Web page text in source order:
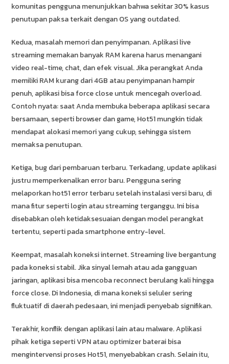
komunitas pengguna menunjukkan bahwa sekitar 30% kasus
penutupan paksa terkait dengan OS yang outdated.
Kedua, masalah memori dan penyimpanan. Aplikasi live
streaming memakan banyak RAM karena harus menangani
video real-time, chat, dan efek visual. Jika perangkat Anda
memiliki RAM kurang dari 4GB atau penyimpanan hampir
penuh, aplikasi bisa force close untuk mencegah overload.
Contoh nyata: saat Anda membuka beberapa aplikasi secara
bersamaan, seperti browser dan game, Hot51 mungkin tidak
mendapat alokasi memori yang cukup, sehingga sistem
memaksa penutupan.
Ketiga, bug dari pembaruan terbaru. Terkadang, update aplikasi
justru memperkenalkan error baru. Pengguna sering
melaporkan hot51 error terbaru setelah instalasi versi baru, di
mana fitur seperti login atau streaming terganggu. Ini bisa
disebabkan oleh ketidaksesuaian dengan model perangkat
tertentu, seperti pada smartphone entry-level.
Keempat, masalah koneksi internet. Streaming live bergantung
pada koneksi stabil. Jika sinyal lemah atau ada gangguan
jaringan, aplikasi bisa mencoba reconnect berulang kali hingga
force close. Di Indonesia, di mana koneksi seluler sering
fluktuatif di daerah pedesaan, ini menjadi penyebab signifikan.
Terakhir, konflik dengan aplikasi lain atau malware. Aplikasi
pihak ketiga seperti VPN atau optimizer baterai bisa
mengintervensi proses Hot51, menyebabkan crash. Selain itu,